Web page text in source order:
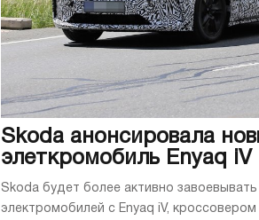
Skoda анонсировала
элеткромобиль Enyaq iV
Skoda будет более активно
электромобилей с Enyaq iV, кроссовером